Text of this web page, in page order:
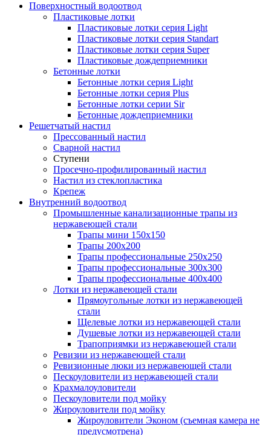
Поверхностный водоотвод
Пластиковые лотки
Пластиковые лотки серия Light
Пластиковые лотки серия Standart
Пластиковые лотки серия Super
Пластиковые дождеприемники
Бетонные лотки
Бетонные лотки серия Light
Бетонные лотки серия Plus
Бетонные лотки серии Sir
Бетонные дождеприемники
Решетчатый настил
Прессованный настил
Сварной настил
Ступени
Просечно-профилированный настил
Настил из стеклопластика
Крепеж
Внутренний водоотвод
Промышленные канализационные трапы из
нержавеющей стали
Трапы мини 150х150
Трапы 200х200
Трапы профессиональные 250х250
Трапы профессиональные 300х300
Трапы профессиональные 400х400
Лотки из нержавеющей стали
Прямоугольные лотки из нержавеющей
стали
Щелевые лотки из нержавеющей стали
Душевые лотки из нержавеющей стали
Трапоприямки из нержавеющей стали
Ревизии из нержавеющей стали
Ревизионные люки из нержавеющей стали
Пескоуловители из нержавеющей стали
Крахмалоуловители
Пескоуловители под мойку
Жироуловители под мойку
Жироуловители Эконом (съемная камера не
предусмотрена)